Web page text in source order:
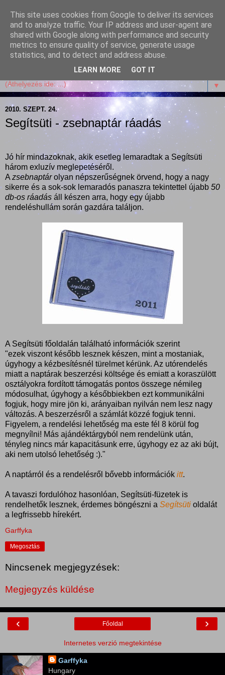
Garffyka
Szösszenetek a konyhámból, az életemből. Mosollyal,
receptekkel, vidámsággal, marcipánnal, csokival.
▼
2010. SZEPT. 24.
Segítsüti - zsebnaptár ráadás
Jó hír mindazoknak, akik esetleg lemaradtak a Segítsüti
három exluzív meglepetéséről.
A zsebnaptárolyan népszerűségnek örvend, hogy a nagy
sikerre és a sok-sok lemaradós panaszra tekintettel újabb 50
db-os ráadás áll készen arra, hogy egy újabb
rendeléshullám során gazdára találjon.
A Segítsüti főoldalán található információk szerint
"ezek viszont később lesznek készen, mint a mostaniak,
úgyhogy a kézbesítésnél türelmet kérünk. Az utórendelés
miatt a naptárak beszerzési költsége és emiatt a koraszülött
osztályokra fordított támogatás pontos összege némileg
módosulhat, úgyhogy a későbbiekben ezt kommunikálni
fogjuk, hogy mire jön ki, arányaiban nyilván nem lesz nagy
változás. A beszerzésről a számlát közzé fogjuk tenni.
Figyelem, a rendelési lehetőség ma este fél 8 körül fog
megnyílni! Más ajándéktárgyból nem rendelünk után,
tényleg nincs már kapacitásunk erre, úgyhogy ez az aki bújt,
aki nem utolsó lehetőség :)."
A naptárról és a rendelésről bővebb információk itt.
A tavaszi fordulóhoz hasonlóan, Segítsüti-füzetek is
rendelhetők lesznek, érdemes böngészni a Segítsüti oldalát
a legfrissebb hírekért.
Garffyka
Megosztás
Nincsenek megjegyzések:
Megjegyzés küldése
‹ ›
Főoldal
Internetes verzió megtekintése
Garffyka
Hungary
This site uses cookies from Google to deliver its services
and to analyze traffic. Your IP address and user-agent are
shared with Google along with performance and security
metrics to ensure quality of service, generate usage
statistics, and to detect and address abuse.
LEARN MORE GOT IT